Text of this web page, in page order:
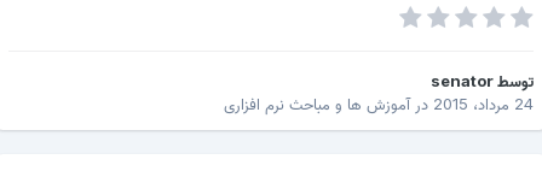
senator
2015
درآموزش ها و مباحث نرم افزاری